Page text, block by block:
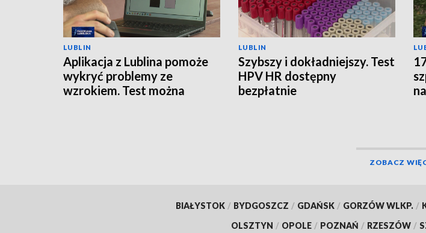
LUBLIN
Aplikacja z Lublina pomoże
wykryć problemy ze
wzrokiem. Test można
LUBLIN
Szybszy i dokładniejszy. Test
HPV HR dostępny
bezpłatnie
ZOBACZ
BIAŁYSTOK / BYDGOSZCZ / GDAŃSK / GORZÓW WLKP. /
OLSZTYN / OPOLE / POZNAŃ / RZESZÓW /